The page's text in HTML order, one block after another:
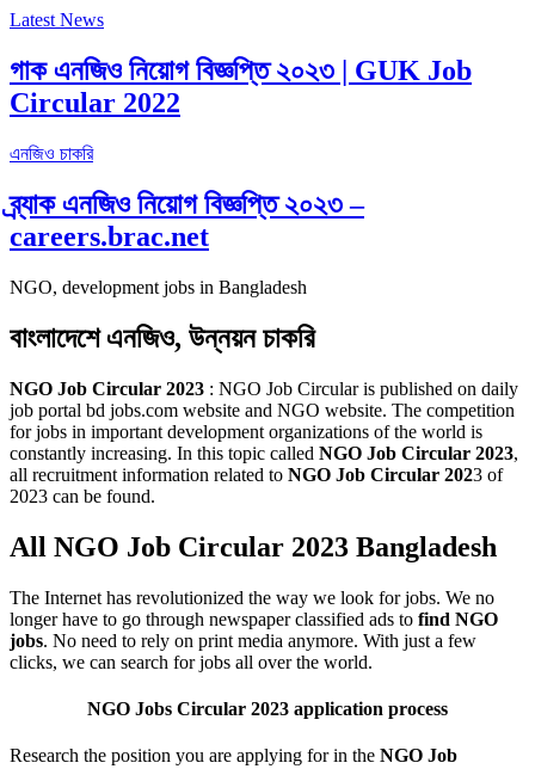
Latest News
গাক এনজিও নিয়োগ বিজ্ঞপ্তি ২০২৩ | GUK Job
Circular 2022
এনজিও চাকরি
ব্র্যাক এনজিও নিয়োগ বিজ্ঞপ্তি ২০২৩ –
careers.brac.net
NGO, development jobs in Bangladesh
বাংলাদেশে এনজিও, উন্নয়ন চাকরি
NGO Job Circular 2023 : NGO Job Circular is published on daily
job portal bd jobs.com website and NGO website. The competition
for jobs in important development organizations of the world is
constantly increasing. In this topic called NGO Job Circular 2023,
all recruitment information related to NGO Job Circular 2023 of
2023 can be found.
All NGO Job Circular 2023 Bangladesh
The Internet has revolutionized the way we look for jobs. We no
longer have to go through newspaper classified ads to find NGO
jobs. No need to rely on print media anymore. With just a few
clicks, we can search for jobs all over the world.
NGO Jobs Circular 2023 application process
Research the position you are applying for in the NGO Job